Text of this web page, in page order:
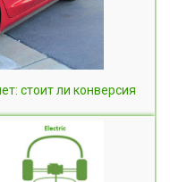
стоит ли конверсия